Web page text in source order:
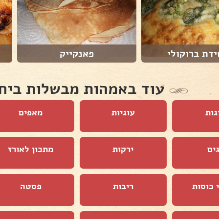
ברוקולי פאנקייק
עוד באמהות מבשלות
עוגיות מאפים
ירקות מתכון לאורז
כוסות ריבות פסטה